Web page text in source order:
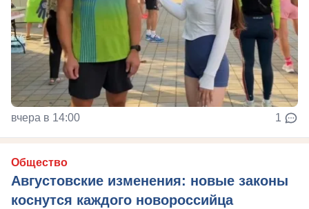
вчера в 14:00 1
Общество
Августовские изменения: новые законы
коснутся каждого новороссийца